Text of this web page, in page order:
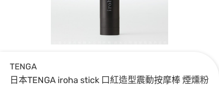
TENGA
日本TENGA iroha stick 口紅造型震動按摩棒 煙燻粉